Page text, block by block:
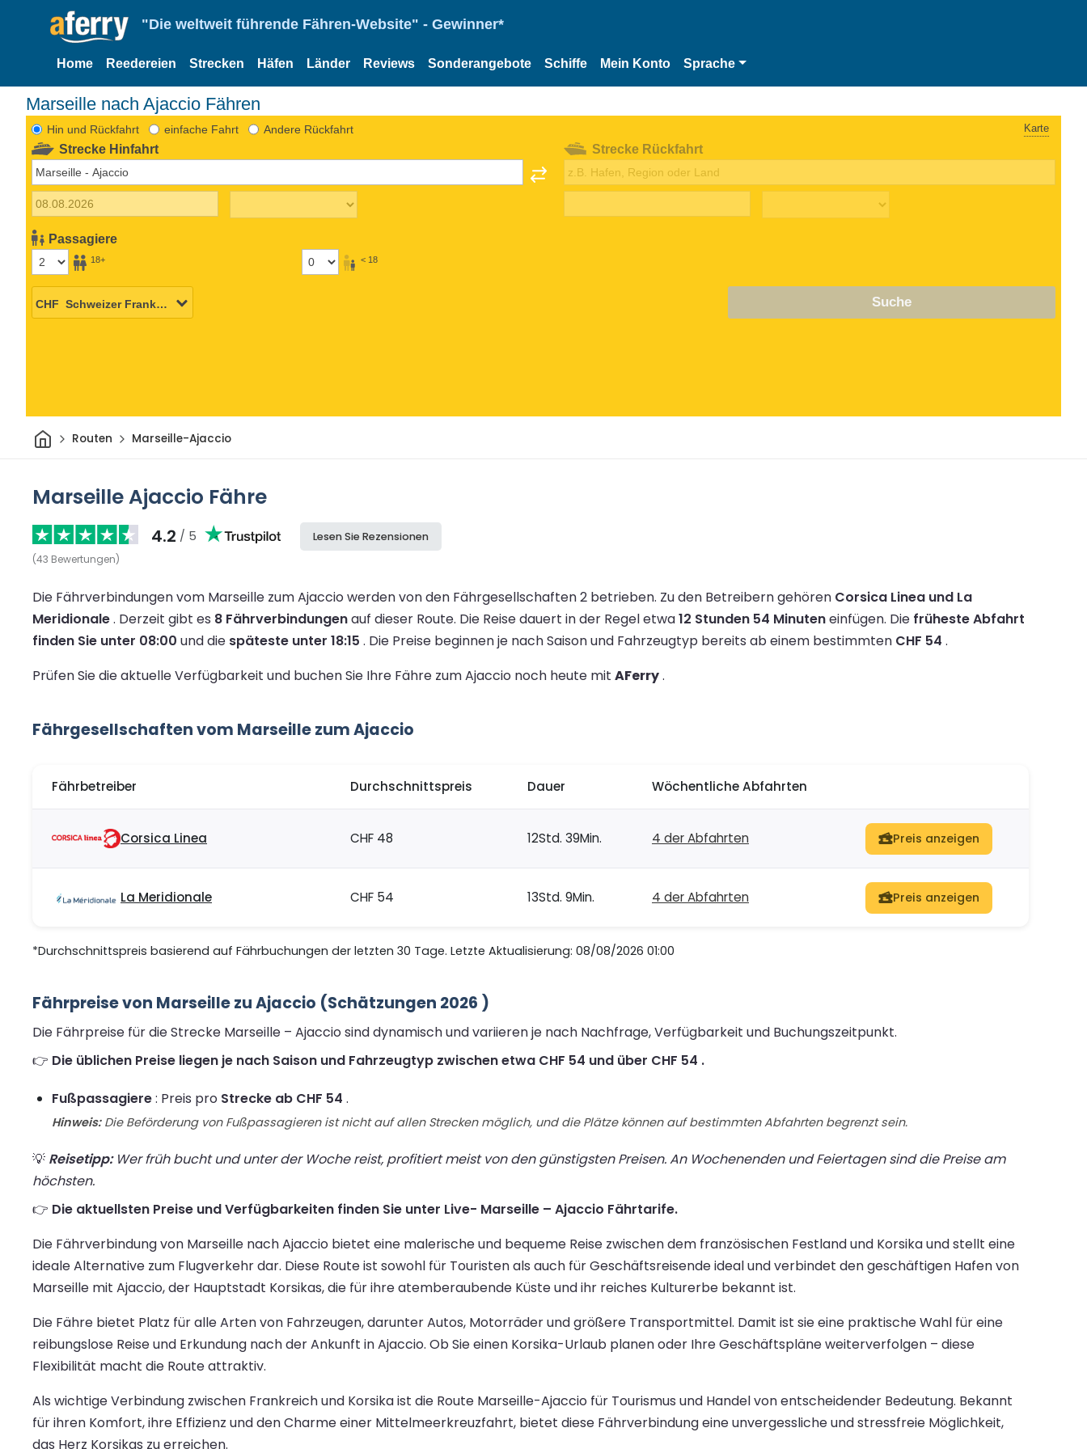
"Die weltweit führende Fähren-Website" - Gewinner*
Home Reedereien Strecken Häfen Länder Reviews Sonderangebote Schiffe Mein Konto Sprache
Marseille nach Ajaccio Fähren
Hin und Rückfahrt einfache Fahrt Andere Rückfahrt Karte
Strecke Hinfahrt
Passagiere
18+ < 18
Strecke Rückfahrt
Suche
HeimRouten Marseille-Ajaccio
Marseille Ajaccio Fähre
4.2 / 5
(43 Bewertungen)
Lesen Sie Rezensionen
Die Fährverbindungen vom Marseille zum Ajaccio werden von den Fährgesellschaften 2 betrieben. Zu den Betreibern gehören Corsica Linea und La
Meridionale. Derzeit gibt es 8 Fährverbindungenauf dieser Route. Die Reise dauert in der Regel etwa12 Stunden 54 Minuteneinfügen. Die früheste Abfahrt
finden Sie unter 08:00 und die späteste unter 18:15 . Die Preise beginnen je nach Saison und Fahrzeugtyp bereits ab einem bestimmten CHF 54 .
Prüfen Sie die aktuelle Verfügbarkeit und buchen Sie Ihre Fähre zum Ajaccio noch heute mit AFerry.
Fährgesellschaften vom Marseille zum Ajaccio
Fährbetreiber Durchschnittspreis Dauer Wöchentliche Abfahrten
Corsica Linea CHF 48 12Std. 39Min. 4 der Abfahrten Preis anzeigen
La Meridionale CHF 54 13Std. 9Min. 4 der Abfahrten Preis anzeigen
*Durchschnittspreis basierend auf Fährbuchungen der letzten 30 Tage. Letzte Aktualisierung: 08/08/2026 01:00
Fährpreise von Marseille zu Ajaccio (Schätzungen 2026 )
Die Fährpreise für die Strecke Marseille – Ajaccio sind dynamisch und variieren je nach Nachfrage, Verfügbarkeit und Buchungszeitpunkt.
👉 Die üblichen Preise liegen je nach Saison und Fahrzeugtyp zwischen etwa CHF 54 und über CHF 54 .
Fußpassagiere: Preis pro Strecke ab CHF 54 .
Hinweis:Die Beförderung von Fußpassagieren ist nicht auf allen Strecken möglich, und die Plätze können auf bestimmten Abfahrten begrenzt sein.
💡 Reisetipp:Wer früh bucht und unter der Woche reist, profitiert meist von den günstigsten Preisen. An Wochenenden und Feiertagen sind die Preise am
höchsten.
👉 Die aktuellsten Preise und Verfügbarkeiten finden Sie unter Live- Marseille – Ajaccio Fährtarife.
Die Fährverbindung von Marseille nach Ajaccio bietet eine malerische und bequeme Reise zwischen dem französischen Festland und Korsika und stellt eine
ideale Alternative zum Flugverkehr dar. Diese Route ist sowohl für Touristen als auch für Geschäftsreisende ideal und verbindet den geschäftigen Hafen von
Marseille mit Ajaccio, der Hauptstadt Korsikas, die für ihre atemberaubende Küste und ihr reiches Kulturerbe bekannt ist.
Die Fähre bietet Platz für alle Arten von Fahrzeugen, darunter Autos, Motorräder und größere Transportmittel. Damit ist sie eine praktische Wahl für eine
reibungslose Reise und Erkundung nach der Ankunft in Ajaccio. Ob Sie einen Korsika-Urlaub planen oder Ihre Geschäftspläne weiterverfolgen – diese
Flexibilität macht die Route attraktiv.
Als wichtige Verbindung zwischen Frankreich und Korsika ist die Route Marseille-Ajaccio für Tourismus und Handel von entscheidender Bedeutung. Bekannt
für ihren Komfort, ihre Effizienz und den Charme einer Mittelmeerkreuzfahrt, bietet diese Fährverbindung eine unvergessliche und stressfreie Möglichkeit,
das Herz Korsikas zu erreichen.